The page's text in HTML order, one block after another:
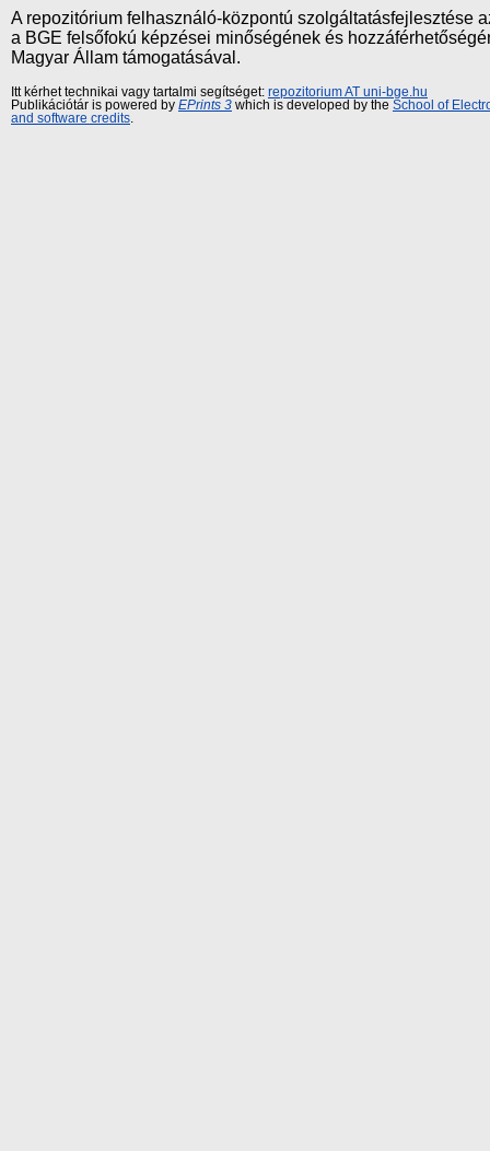
A repozitórium felhasználó-központú szolgáltatásfejlesztése
a BGE felsőfokú képzései minőségének és
Magyar Állam támogatásával.
Itt kérhet technikai vagy tartalmi segítséget: repozitorium AT uni-bge.hu
Publikációtár is powered by EPrints 3 which is developed by the School of
and software credits